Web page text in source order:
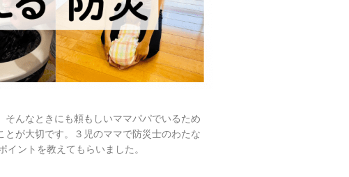
んなときにも頼もしいママパパでいるため
が大切です。３児のママで防災士のわたな
ントを教えてもらいました。